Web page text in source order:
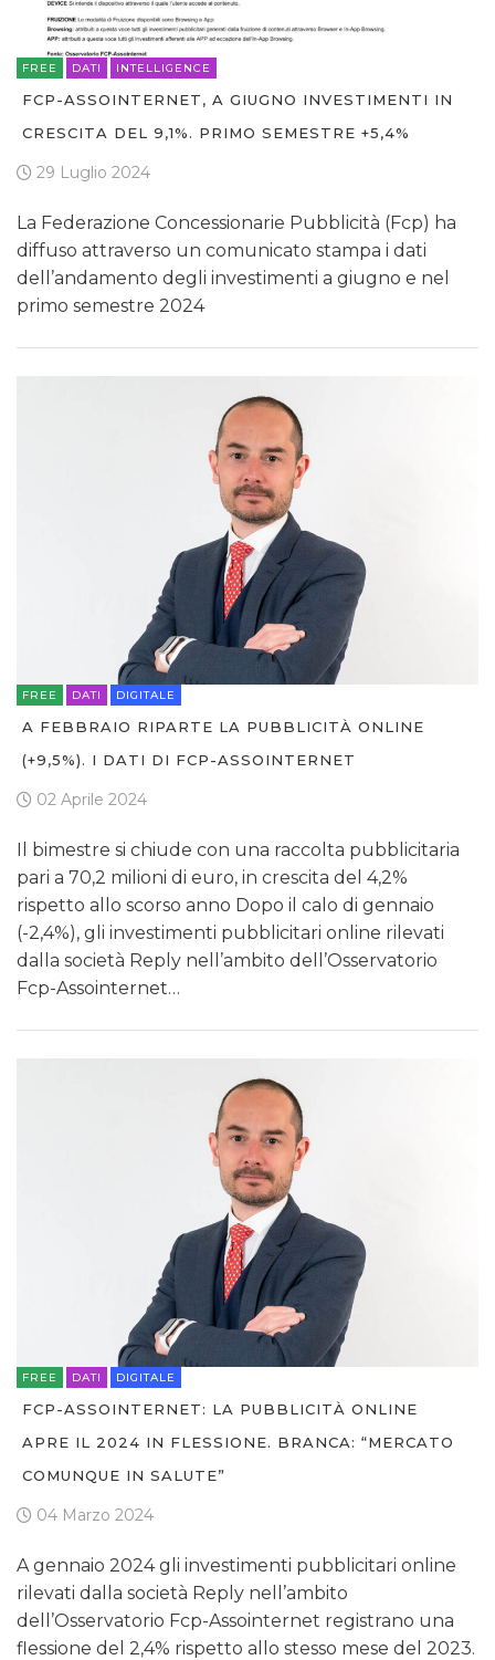
FREE DATI INTELLIGENCE
FCP-ASSOINTERNET, A GIUGNO INVESTIMENTI IN
CRESCITA DEL 9,1%. PRIMO SEMESTRE +5,4%
29 Luglio 2024
La Federazione Concessionarie Pubblicità (Fcp) ha
diffuso attraverso un comunicato stampa i dati
dell’andamento degli investimenti a giugno e nel
primo semestre 2024
FREE DATI DIGITALE
A FEBBRAIO RIPARTE LA PUBBLICITÀ ONLINE
(+9,5%). I DATI DI FCP-ASSOINTERNET
02 Aprile 2024
Il bimestre si chiude con una raccolta pubblicitaria
pari a 70,2 milioni di euro, in crescita del 4,2%
rispetto allo scorso anno Dopo il calo di gennaio
(-2,4%), gli investimenti pubblicitari online rilevati
dalla società Reply nell’ambito dell’Osservatorio
Fcp-Assointernet…
FREE DATI DIGITALE
FCP-ASSOINTERNET: LA PUBBLICITÀ ONLINE
APRE IL 2024 IN FLESSIONE. BRANCA: “MERCATO
COMUNQUE IN SALUTE”
04 Marzo 2024
A gennaio 2024 gli investimenti pubblicitari online
rilevati dalla società Reply nell’ambito
dell’Osservatorio Fcp-Assointernet registrano una
flessione del 2,4% rispetto allo stesso mese del 2023.